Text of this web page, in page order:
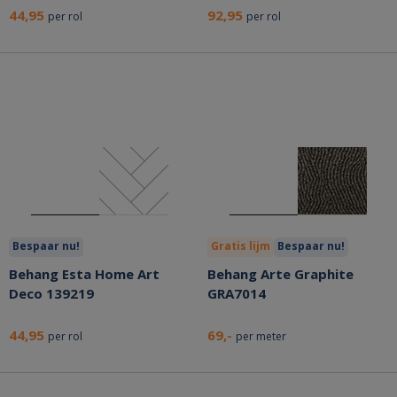
44,95 per rol 92,95 per rol
Bespaar nu!
Behang Esta Home Art
Deco 139219
44,95 per rol
Gratis lijm Bespaar nu!
Behang Arte Graphite
GRA7014
69,- per meter